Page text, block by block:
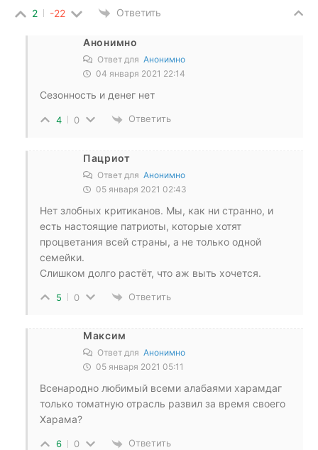
2 -22 Ответить
Анонимно
Ответ для Анонимно
04 января 2021 22:14
Сезонность и денег нет
4 0 Ответить
Пацриот
Ответ для Анонимно
05 января 2021 02:43
Нет злобных критиканов. Мы, как ни странно, и
есть настоящие патриоты, которые хотят
процветания всей страны, а не только одной
семейки.
Слишком долго растёт, что аж выть хочется.
5 0 Ответить
Максим
Ответ для Анонимно
05 января 2021 05:11
Всенародно любимый всеми алабаями харамдаг
только томатную отрасль развил за время своего
Харама?
6 0 Ответить